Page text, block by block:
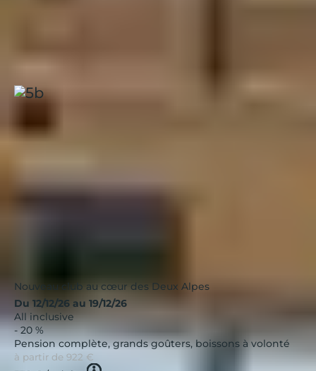
Les Deux Alpes, Les Crêtes
Nouveau club au cœur des Deux Alpes
Du 12/12/26 au 19/12/26
All inclusive
- 20 %
Pension complète, grands goûters, boissons à volonté
à partir de 922 €